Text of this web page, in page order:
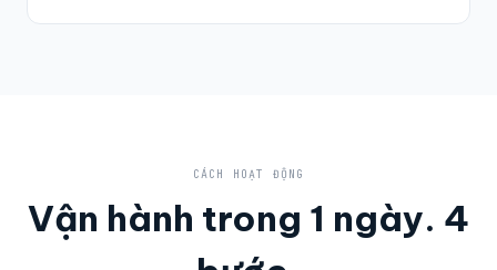
CÁCH HOẠT ĐỘNG
Vận hành trong 1 ngày. 4